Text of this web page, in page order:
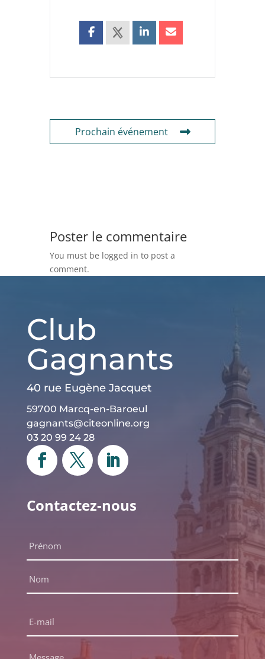
Prochain événement
Poster le commentaire
You must be logged in to post a
comment.
Club
Gagnants
40 rue Eugène Jacquet
59700 Marcq-en-Baroeul
gagnants@citeonline.org
03 20 99 24 28
Contactez-nous
complet
mail
Message